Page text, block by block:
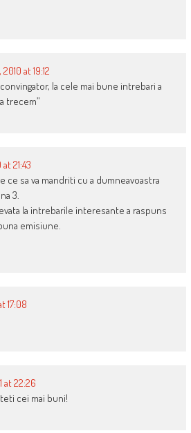
at 19:12
la cele mai bune intrebari a
trecem”
21:43
ce sa va mandriti cu a dumneavoastra
3.
la intrebarile interesante a raspuns
emisiune.
17:08
at 22:26
cei mai buni!